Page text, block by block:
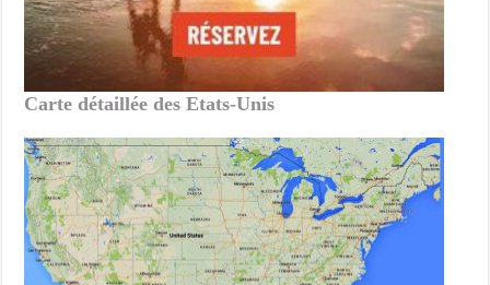
Carte détaillée des Etats-Unis